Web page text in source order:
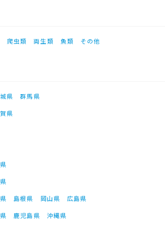
爬虫類 両生類 魚類 その他
県
群馬県
県
島根県 岡山県
広島県
鹿児島県 沖縄県